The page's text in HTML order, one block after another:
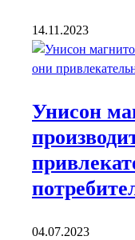
14.11.2023
Унисон
04.07.2023